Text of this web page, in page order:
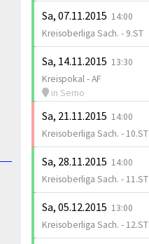
Sa, 07.11.2015 14:00
Kreisoberliga Sach. - 9.ST
Sa, 14.11.2015 13:30
Kreispokal - AF
in Serno
Sa, 21.11.2015 14:00
Kreisoberliga Sach. - 10.ST
Sa, 28.11.2015 14:00
Kreisoberliga Sach. - 11.ST
Sa, 05.12.2015 13:00
Kreisoberliga Sach. - 12.ST